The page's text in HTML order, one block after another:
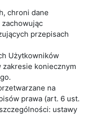
chroni dane
przepisach
Użytkowników
koniecznym
na
prawa (art. 6 ust.
ustawy